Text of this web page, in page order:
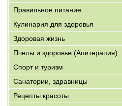
Правильное питание
Кулинария для здоровья
Здоровая жизнь
Пчелы и здоровье (Апитерапия)
Спорт и туризм
Санатории, здравницы
Рецепты красоты